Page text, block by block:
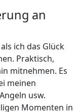
an
ich das Glück
Praktisch,
mitnehmen. Es
meinen
usw.
Momenten in